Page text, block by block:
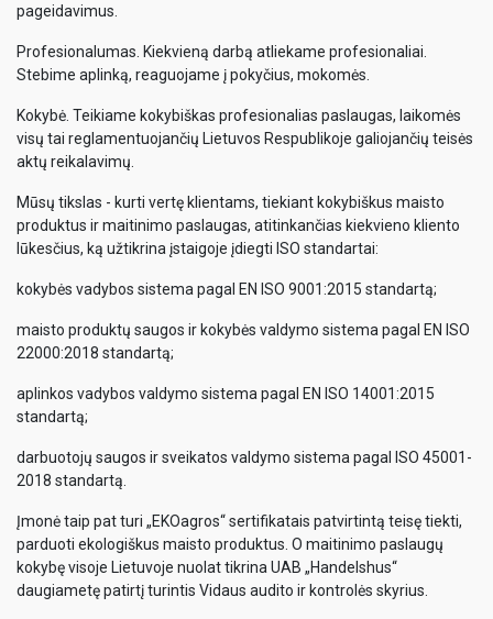
pageidavimus.
Profesionalumas. Kiekvieną darbą atliekame profesionaliai.
Stebime aplinką, reaguojame į pokyčius, mokomės.
Kokybė. Teikiame kokybiškas profesionalias paslaugas, laikomės
visų tai reglamentuojančių Lietuvos Respublikoje galiojančių teisės
aktų reikalavimų.
Mūsų tikslas - kurti vertę klientams, tiekiant kokybiškus maisto
produktus ir maitinimo paslaugas, atitinkančias kiekvieno kliento
lūkesčius, ką užtikrina įstaigoje įdiegti ISO standartai:
kokybės vadybos sistema pagal EN ISO 9001:2015 standartą;
maisto produktų saugos ir kokybės valdymo sistema pagal EN ISO
22000:2018 standartą;
aplinkos vadybos valdymo sistema pagal EN ISO 14001:2015
standartą;
darbuotojų saugos ir sveikatos valdymo sistema pagal ISO 45001-
2018 standartą.
Įmonė taip pat turi „EKOagros“ sertifikatais patvirtintą teisę tiekti,
parduoti ekologiškus maisto produktus. O maitinimo paslaugų
kokybę visoje Lietuvoje nuolat tikrina UAB „Handelshus“
daugiametę patirtį turintis Vidaus audito ir kontrolės skyrius.